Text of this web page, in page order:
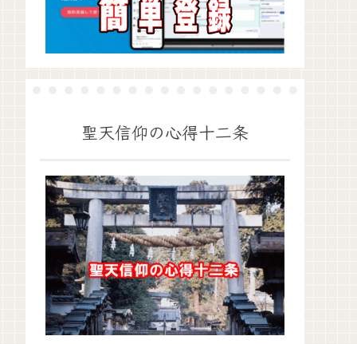
聖天信仰の心得十二条